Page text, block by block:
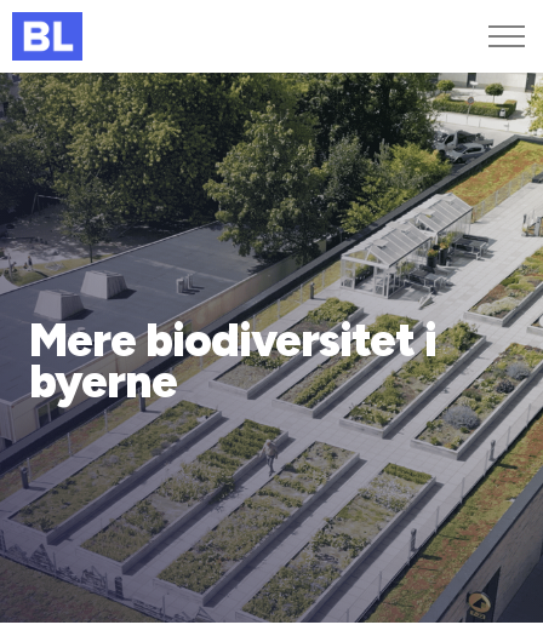
Genveje
Find medarbejder
Kurser og arrangementer
Jobportalen
MitBL
Mere biodiversitet i
byerne